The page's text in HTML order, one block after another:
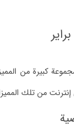
كبيرة من
من تلك